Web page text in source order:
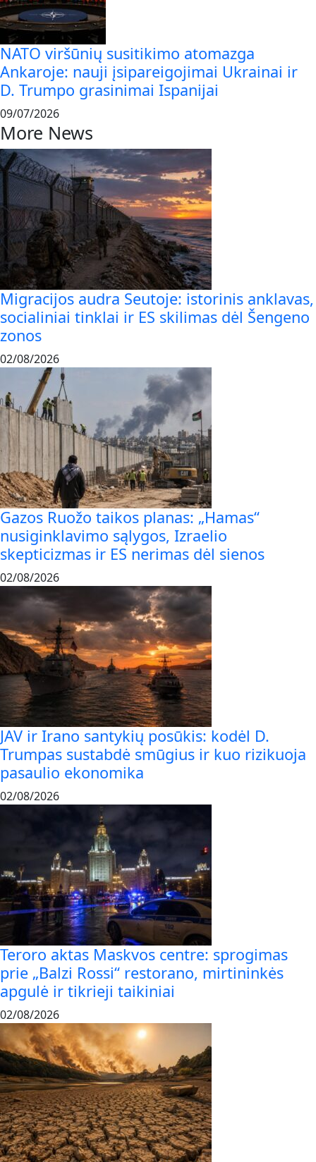
NATO viršūnių susitikimo atomazga
Ankaroje: nauji įsipareigojimai Ukrainai ir
D. Trumpo grasinimai Ispanijai
09/07/2026
More News
Migracijos audra Seutoje: istorinis anklavas,
socialiniai tinklai ir ES skilimas dėl Šengeno
zonos
02/08/2026
Gazos Ruožo taikos planas: „Hamas“
nusiginklavimo sąlygos, Izraelio
skepticizmas ir ES nerimas dėl sienos
02/08/2026
JAV ir Irano santykių posūkis: kodėl D.
Trumpas sustabdė smūgius ir kuo rizikuoja
pasaulio ekonomika
02/08/2026
Teroro aktas Maskvos centre: sprogimas
prie „Balzi Rossi“ restorano, mirtininkės
apgulė ir tikrieji taikiniai
02/08/2026